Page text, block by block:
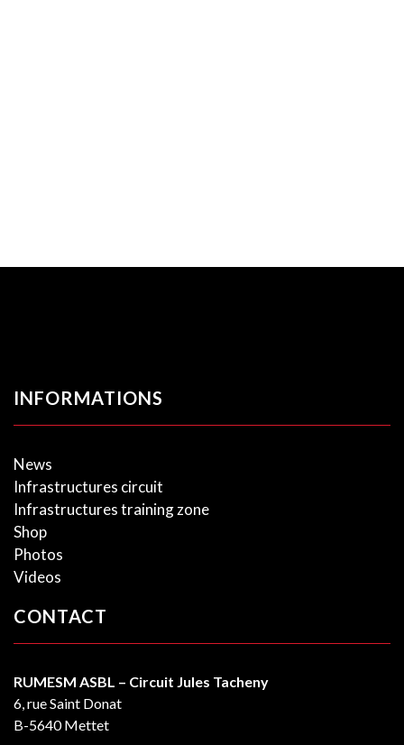
INFORMATIONS
News
Infrastructures circuit
Infrastructures training zone
Shop
Photos
Videos
CONTACT
RUMESM ASBL – Circuit Jules Tacheny
6, rue Saint Donat
B-5640 Mettet